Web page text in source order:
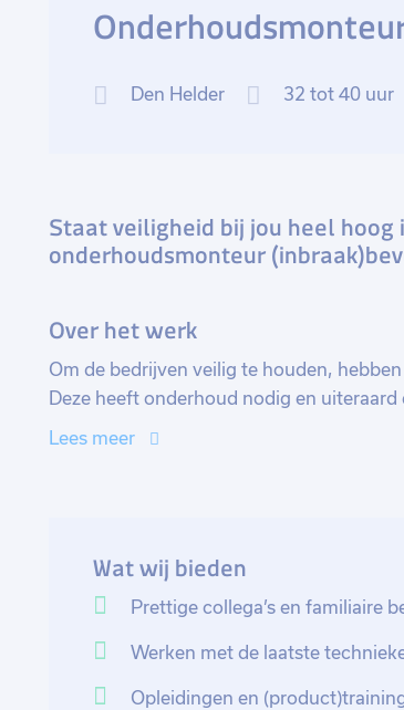
Den Helder 32 tot 40 uur
Staat veiligheid bij jou heel
onderhoudsmonteur
Over het werk
Om de bedrijven veilig te houden,
Deze heeft onderhoud nodig en
onderhoudsmonteur ben jij
storingsdienst. Als je deze dienst draait
opgeroepen wordt krijg je hier extra
Lees meer
Wat wij bieden
Prettige collega’s en familiaire
Werken met de laatste
Opleidingen en